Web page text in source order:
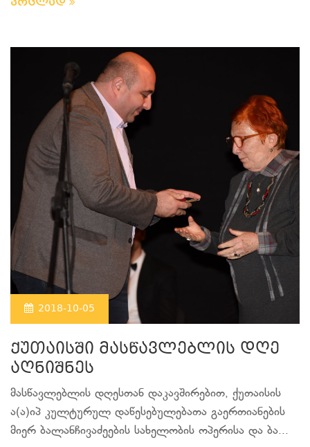
2018-10-05
ქუთაისში მასწავლებლის დღე
აღნიშნეს
მასწავლებლის დღესთან დაკავშირებით, ქუთაისის
ა(ა)იპ კულტურულ დაწესებულებათა გაერთიანების
მიერ ბალანჩივაძეების სახელობის ოპერისა და ბა...